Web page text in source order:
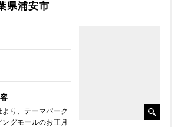
県浦安市
り、テーマパーク
グモールのお正月